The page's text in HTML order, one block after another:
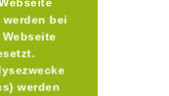
bei
werden